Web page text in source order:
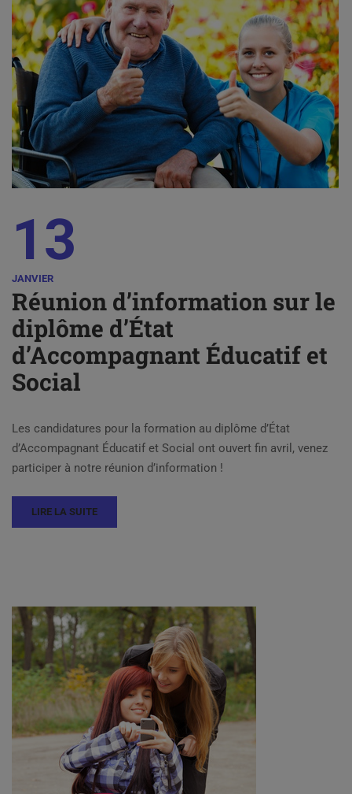
13
JANVIER
Réunion d’information sur le
diplôme d’État
d’Accompagnant Éducatif et
Social
Les candidatures pour la formation au diplôme d’État
d’Accompagnant Éducatif et Social ont ouvert fin avril, venez
participer à notre réunion d’information !
LIRE LA SUITE